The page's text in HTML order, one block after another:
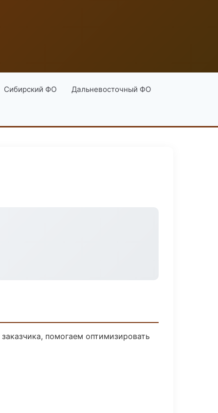
Сибирский ФО Дальневосточный ФО
помогаем оптимизировать